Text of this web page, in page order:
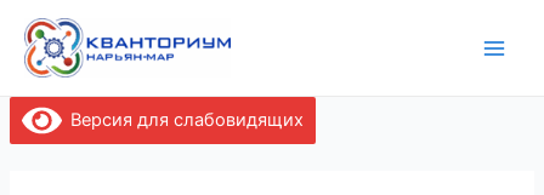
содержимому
Версия для слабовидящих
по
записям